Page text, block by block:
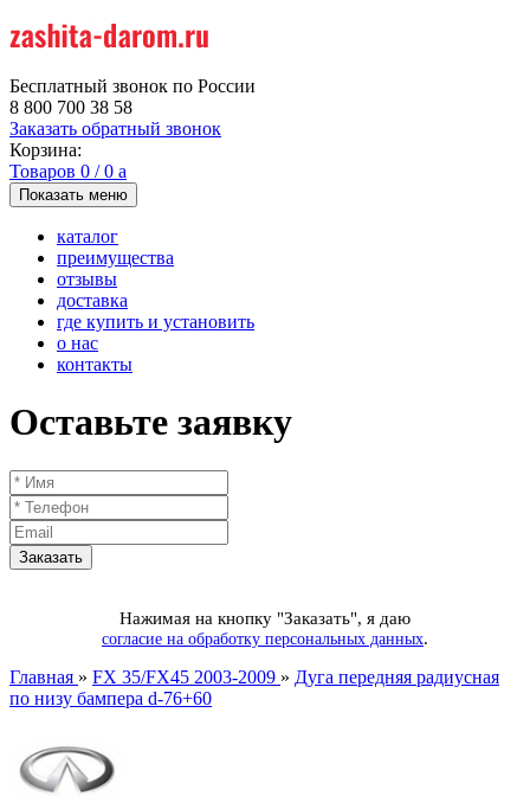
Бесплатный звонок по России
8 800 700 38 58
Заказать обратный звонок
Корзина:
Товаров 0 /0 a
Показать меню
каталог
преимущества
отзывы
доставка
где купить и установить
о нас
контакты
Оставьте заявку
Нажимая на кнопку "Заказать", я даю
согласие на обработку персональных данных.
Главная » FX 35/FX45 2003-2009 » Дуга передняя радиусная
по низу бампера d-76+60